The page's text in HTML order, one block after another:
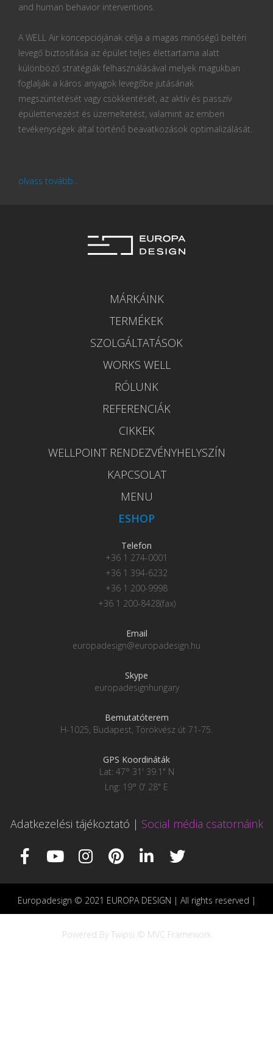
and human behavior interventions.
A WELL Air koncepciójának célja a magas minőségű beltéri
levegő biztosítása az épület teljes élettartama alatt
különböző stratégiák felhasználásával melyek magukban
foglalják a káros anyagok levegőbe jutásának
megszüntetését vagy csökkentését, az aktív és passzív
épülettervezést és üzemeltetést, valamint az emberi
tevékenységek által történő beavatkozások optimalizálását.
olvass tovább...
MÁRKÁINK
TERMÉKEK
SZOLGÁLTATÁSOK
WORKS WELL
RÓLUNK
REFERENCIÁK
CIKKEK
WELLPOINT RENDEZVÉNYHELYSZÍN
KAPCSOLAT
MENU
ESHOP
Telefon
+36 1 274-0001
+36 1 394-6232
+36 1 200-9998
+36 1 200-8428(fax)
Email
europadesign@europadesign.hu
Skype
europadesignhungary
Bemutatóterem
H-1025, Budapest, Törökvész út 71-75.
GPS Koordináták
Lat: 47° 31' 39.1" N
Lng: 19° 0' 28" E
Adatkezelési tájékoztató | Social média csatornáink
Europadesign © 2021 EUROPA DESIGN | All rights reserved |
Powered By Twipsi © MVC Framework